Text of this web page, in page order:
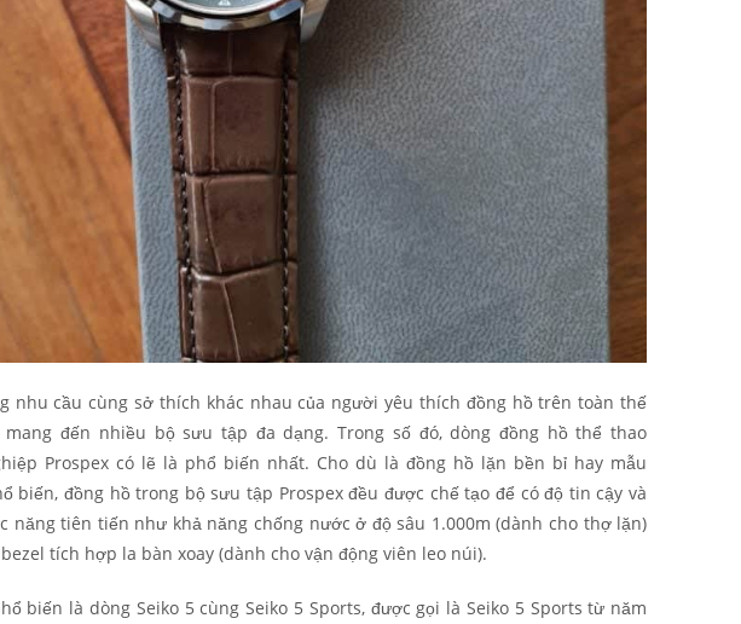
nhu cầu cùng sở thích khác nhau của người yêu thích đồng hồ trên toàn thế
mang đến nhiều bộ sưu tập đa dạng. Trong số đó, dòng đồng hồ thể thao
Prospex có lẽ là phổ biến nhất. Cho dù là đồng hồ lặn bền bỉ hay mẫu
biến, đồng hồ trong bộ sưu tập Prospex đều được chế tạo để có độ tin cậy và
năng tiên tiến như khả năng chống nước ở độ sâu 1.000m (dành cho thợ lặn)
tích hợp la bàn xoay (dành cho vận động viên leo núi).
biến là dòng Seiko 5 cùng Seiko 5 Sports, được gọi là Seiko 5 Sports từ năm